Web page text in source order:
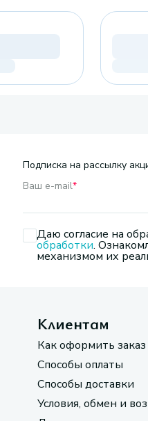
Подписка на рассылку
Ваш e-mail*
Даю согласие на
обработки.
механизмом их
Клиентам
Как оформить заказ
Способы оплаты
Способы доставки
Условия, обмен и